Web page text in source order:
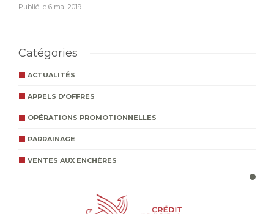
Publié le 6 mai 2019
Catégories
ACTUALITÉS
APPELS D'OFFRES
OPÉRATIONS PROMOTIONNELLES
PARRAINAGE
VENTES AUX ENCHÈRES